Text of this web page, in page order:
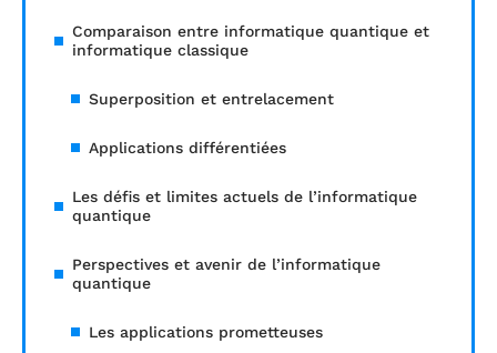
Comparaison entre informatique quantique et
informatique classique
Superposition et entrelacement
Applications différentiées
Les défis et limites actuels de l’informatique
quantique
Perspectives et avenir de l’informatique
quantique
Les applications prometteuses